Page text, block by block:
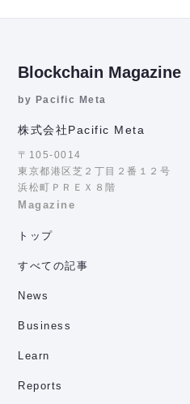
Blockchain Magazine
by Pacific Meta
株式会社Pacific Meta
〒105-0014
東京都港区芝２丁目２番１２号
浜松町ＰＲＥＸ８階
Magazine
トップ
すべての記事
News
Business
Learn
Reports